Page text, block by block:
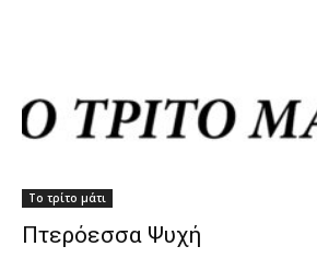
Το τρίτο μάτι
Πτερόεσσα Ψυχή